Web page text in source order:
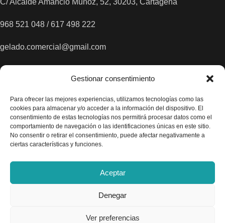
Gestionar consentimiento
Para ofrecer las mejores experiencias, utilizamos tecnologías como las
cookies para almacenar y/o acceder a la información del dispositivo. El
consentimiento de estas tecnologías nos permitirá procesar datos como el
comportamiento de navegación o las identificaciones únicas en este sitio.
No consentir o retirar el consentimiento, puede afectar negativamente a
ciertas características y funciones.
Aceptar
Denegar
Ver preferencias
C/ Alcalde Amancio Muñoz, 52, 30203, Cartagena
968 521 048 / 617 498 222
gelado.comercial@gmail.com